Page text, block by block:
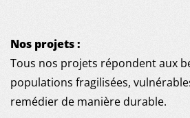
Nos projets :
Tous nos projets répondent aux
populations fragilisées,
remédier de manière durable.